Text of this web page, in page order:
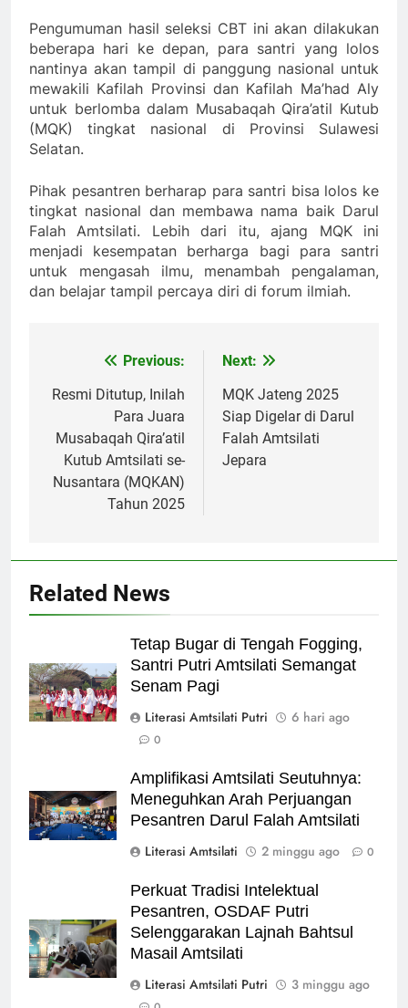
Pengumuman hasil seleksi CBT ini akan dilakukan
beberapa hari ke depan, para santri yang lolos
nantinya akan tampil di panggung nasional untuk
mewakili Kafilah Provinsi dan Kafilah Ma’had Aly
untuk berlomba dalam Musabaqah Qira’atil Kutub
(MQK) tingkat nasional di Provinsi Sulawesi
Selatan.
Pihak pesantren berharap para santri bisa lolos ke
tingkat nasional dan membawa nama baik Darul
Falah Amtsilati. Lebih dari itu, ajang MQK ini
menjadi kesempatan berharga bagi para santri
untuk mengasah ilmu, menambah pengalaman,
dan belajar tampil percaya diri di forum ilmiah.
Navigasi
pos
Previous:
Resmi Ditutup, Inilah
Para Juara
Musabaqah Qira’atil
Kutub Amtsilati se-
Nusantara (MQKAN)
Tahun 2025
Next:
MQK Jateng 2025
Siap Digelar di Darul
Falah Amtsilati
Jepara
Related News
Tetap Bugar di Tengah Fogging,
Santri Putri Amtsilati Semangat
Senam Pagi
Literasi Amtsilati Putri
6 hari ago
0
Amplifikasi Amtsilati Seutuhnya:
Meneguhkan Arah Perjuangan
Pesantren Darul Falah Amtsilati
Literasi Amtsilati
2 minggu ago 0
Perkuat Tradisi Intelektual
Pesantren, OSDAF Putri
Selenggarakan Lajnah Bahtsul
Masail Amtsilati
Literasi Amtsilati Putri
3 minggu ago